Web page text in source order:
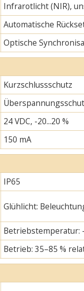
Infrarotlicht (NIR),
Automatische
Optische
Kurzschlussschutz
24 VDC, -20...20 %
150 mA
IP65
Glühlicht:
Betriebstemperatur:
Betrieb: 35–85 %